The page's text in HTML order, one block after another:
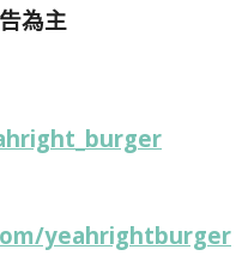
為主
yeahrightburger